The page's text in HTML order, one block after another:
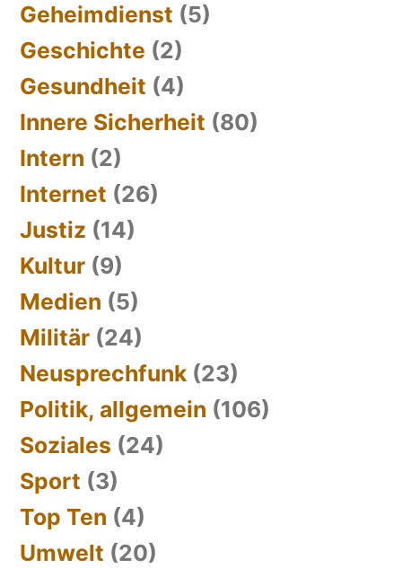
Geheimdienst (5)
Geschichte (2)
Gesundheit (4)
Innere Sicherheit (80)
Intern (2)
Internet (26)
Justiz (14)
Kultur (9)
Medien (5)
Militär (24)
Neusprechfunk (23)
Politik, allgemein (106)
Soziales (24)
Sport (3)
Top Ten (4)
Umwelt (20)